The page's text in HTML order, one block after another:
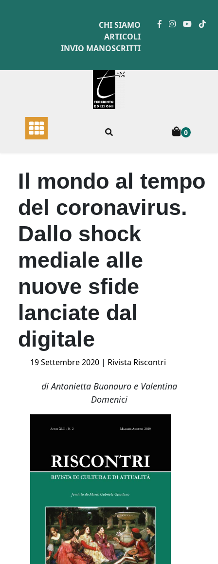
CHI SIAMO
ARTICOLI
INVIO MANOSCRITTI
0
Il mondo al tempo
del coronavirus.
Dallo shock
mediale alle
nuove sfide
lanciate dal
digitale
Posted
19 Settembre 2020 | Rivista Riscontri
di Antonietta Buonauro e Valentina
Domenici